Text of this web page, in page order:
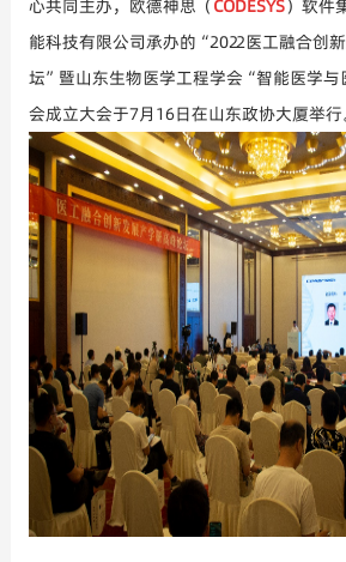
心共同主办，欧德神思（ CODESYS）软件
能科技有限公司承办的 “2022医工融合创
坛”暨山东生物医学工程学会“智能医学
会成立大会于7月16日在山东政协大厦举行